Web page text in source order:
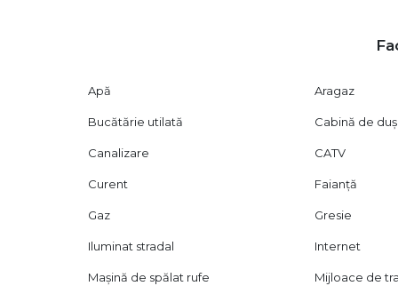
Apă Aragaz
Bucătărie utilată Cabină de duș
Canalizare CATV
Curent Faianță
Gaz Gresie
Iluminat stradal Internet
Mașină de spălat rufe Mijloace de